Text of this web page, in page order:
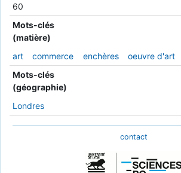
60
Mots-clés
(matière)
art
commerce enchères oeuvre d'art
Mots-clés
(géographie)
Londres
contact